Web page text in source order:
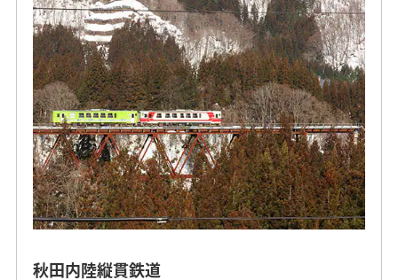
秋田内陸縦貫鉄道